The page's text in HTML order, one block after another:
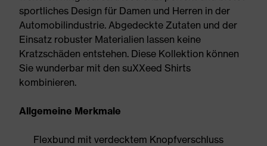
sportliches Design für Damen und Herren in der
Automobilindustrie. Abgedeckte Zutaten und der
Einsatz robuster Materialien lassen keine
Kratzschäden entstehen. Diese Kollektion können
Sie wunderbar mit den suXXeed Shirts
kombinieren.
Allgemeine Merkmale
Flexbund mit verdecktem Knopfverschluss